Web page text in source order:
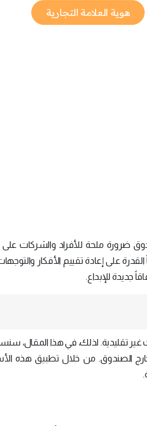
هوية العلامة التجارية
ضرورة ملحة للأفراد والشركات
على إعادة تقييم الأفكار
جديدة للإبداع.
غير تقليدية. لذلك، في هذا
الصندوق. من خلال تطبيق هذه